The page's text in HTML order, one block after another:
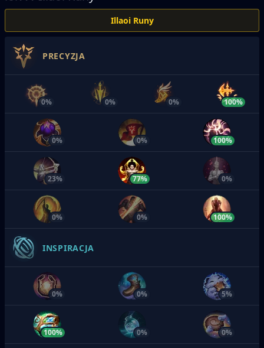
Illaoi Runy
PRECYZJA
0% 0% 0% 100%
0% 0% 100%
23% 77% 0%
0% 0% 100%
INSPIRACJA
0% 0% 5%
100% 0% 0%